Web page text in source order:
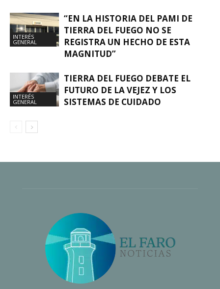
INTERÉS
GENERAL
“EN LA HISTORIA DEL PAMI DE
TIERRA DEL FUEGO NO SE
REGISTRA UN HECHO DE ESTA
MAGNITUD”
INTERÉS
GENERAL
TIERRA DEL FUEGO DEBATE EL
FUTURO DE LA VEJEZ Y LOS
SISTEMAS DE CUIDADO